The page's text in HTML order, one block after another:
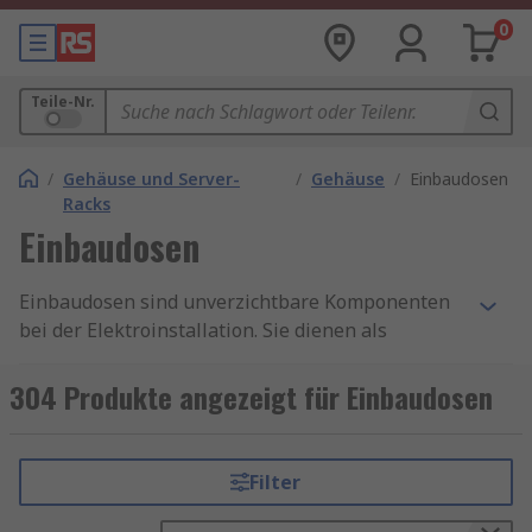
0
Teile-Nr.
/ Gehäuse und Server-
Racks
/ Gehäuse / Einbaudosen
Einbaudosen
Einbaudosen sind unverzichtbare Komponenten
bei der Elektroinstallation. Sie dienen als
und ermöglichen eine sichere und saubere
Verlegung von Kabeln und Leitungen in Wänden,
Unterschiedliche Einbaudosen
304 Produkte angezeigt für Einbaudosen
Filter